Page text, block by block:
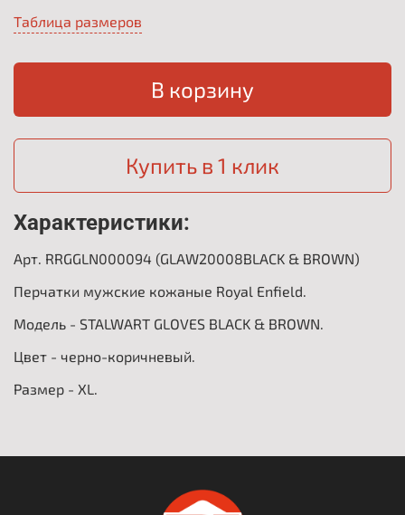
Таблица размеров
В корзину
Купить в 1 клик
Характеристики:
Арт. RRGGLN000094 (GLAW20008BLACK & BROWN)
Перчатки мужские кожаные Royal Enfield.
Модель - STALWART GLOVES BLACK & BROWN.
Цвет - черно-коричневый.
Размер - XL.